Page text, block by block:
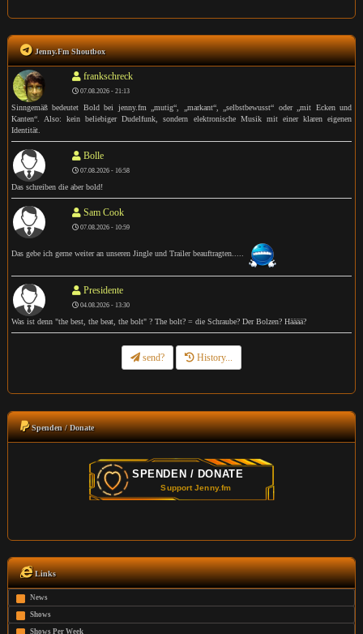
Jenny.Fm Shoutbox
frankschreck
07.08.2026 - 21:13
Sinngemäß bedeutet Bold bei jenny.fm „mutig“, „markant“, „selbstbewusst“ oder „mit Ecken und
Kanten“. Also: kein beliebiger Dudelfunk, sondern elektronische Musik mit einer klaren eigenen
Identität.
Bolle
07.08.2026 - 16:58
Das schreiben die aber bold!
Sam Cook
07.08.2026 - 10:59
Das gebe ich gerne weiter an unseren Jingle und Trailer beauftragten.....
Presidente
04.08.2026 - 13:30
Was ist denn "the best, the beat, the bolt" ? The bolt? = die Schraube? Der Bolzen? Hääää?
send? History...
Spenden / Donate
Links
News
Shows
Shows Per Week